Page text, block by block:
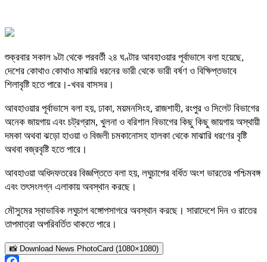
শুক্রবার সকাল ৯টা থেকে পরবর্তী ২৪ ঘণ্টার আবহাওয়ার পূর্বাভাসে বলা হয়েছে,
দেশের কোথাও কোথাও মাঝারি ধরনের ভারী থেকে ভারী বর্ষণ ও বিক্ষিপ্তভাবে
শিলাবৃষ্টি হতে পারে।-খবর বাসসর।
আবহাওয়ার পূর্বাভাসে বলা হয়, ঢাকা, ময়মনসিংহ, রাজশাহী, রংপুর ও সিলেট বিভাগের
অনেক জায়গায় এবং চট্রগ্রাম, খুলনা ও বরিশাল বিভাগের কিছু কিছু জায়গায় অস্থায়ী
দমকা অথবা ঝড়ো হাওয়া ও বিজলী চমকানোসহ হালকা থেকে মাঝারি ধরণের বৃষ্টি
অথবা বজ্রবৃষ্টি হতে পারে।
আবহাওয়া অধিদফতরের বিজ্ঞপ্তিতে বলা হয়, লঘুচাপের বর্ধিত অংশ ভারতের পশ্চিমবঙ্গ
এবং তৎসংলগ্ন এলাকায় অবস্থান করছে।
মৌসুমের স্বাভাবিক লঘুচাপ বঙ্গোপসাগরে অবস্থান করছে। সারাদেশে দিন ও রাতের
তাপমাত্রা অপরিবর্তিত থাকতে পারে।
📸 Download News PhotoCard (1080×1080)